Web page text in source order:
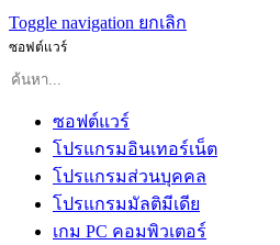
Toggle navigation ยกเลิก
ซอฟต์แวร์
ซอฟต์แวร์
โปรแกรมอินเทอร์เน็ต
โปรแกรมส่วนบุคคล
โปรแกรมมัลติมีเดีย
เกม PC คอมพิวเตอร์